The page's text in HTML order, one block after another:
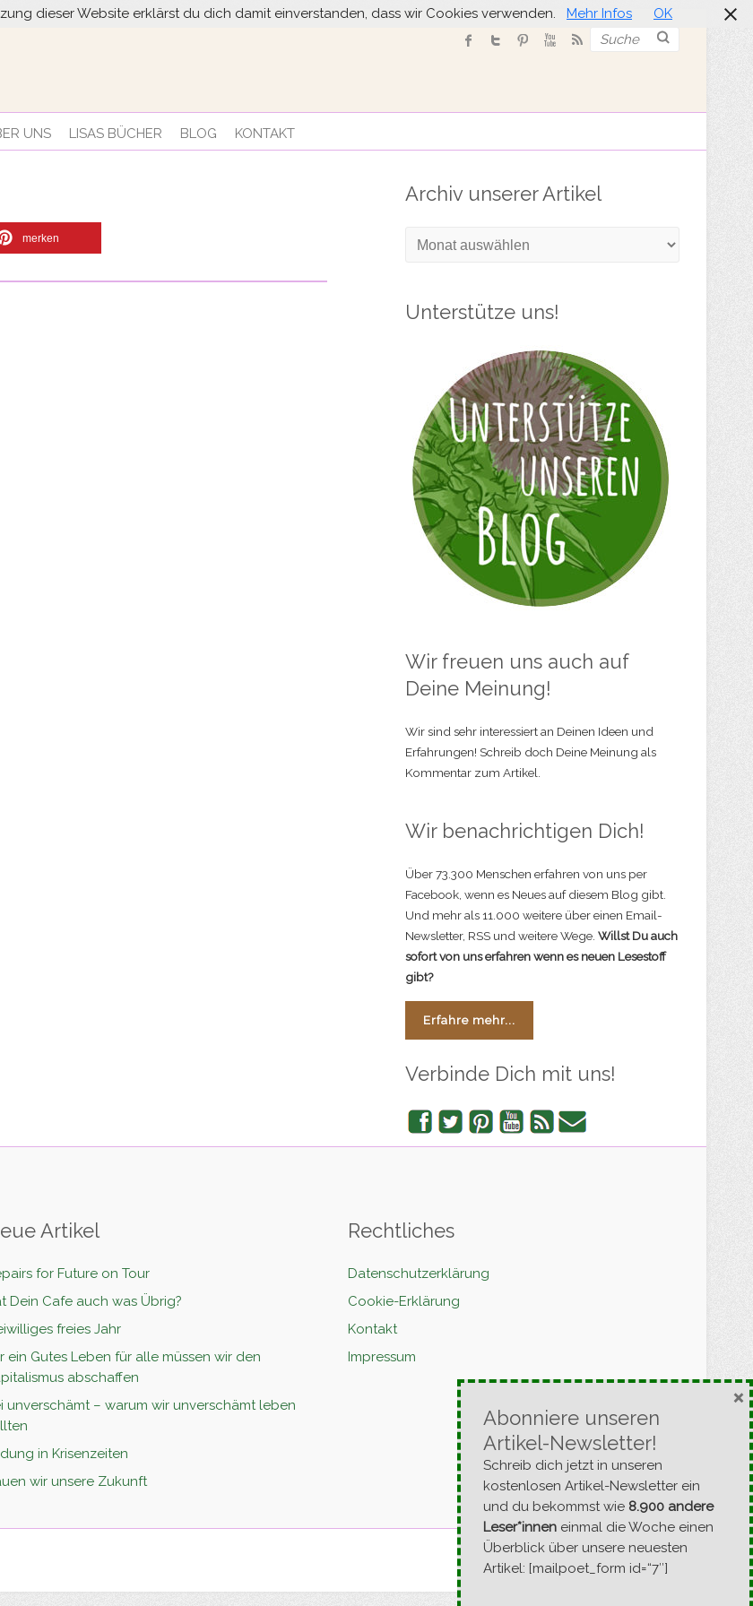
Suche
UNS LISAS BÜCHER BLOG KONTAKT
merken
Archiv unserer Artikel
Archiv
Unterstütze uns!
Wir freuen uns auch auf
Deine Meinung!
Wir sind sehr interessiert an Deinen Ideen und
Erfahrungen! Schreib doch Deine Meinung als
Kommentar zum Artikel.
Wir benachrichtigen Dich!
Über 73.300 Menschen erfahren von uns per
Facebook, wenn es Neues auf diesem Blog gibt.
Und mehr als 11.000 weitere über einen Email-
Newsletter, RSS und weitere Wege. Willst Du auch
sofort von uns erfahren wenn es neuen Lesestoff
gibt?
Erfahre mehr...
Verbinde Dich mit uns!
Facebook
TwitterPinterestYouTubeRSS
Artikel
for Future on Tour
Dein Cafe auch was Übrig?
freies Jahr
ein Gutes Leben für alle müssen wir den
abschaffen
unverschämt – warum wir unverschämt leben
in Krisenzeiten
wir unsere Zukunft
Rechtliches
Datenschutzerklärung
Cookie-Erklärung
Kontakt
Impressum
dieser Website erklärst du dich damit einverstanden, dass wir Cookies verwenden. Mehr Infos OK
Abonniere unseren
Artikel-Newsletter!
Schreib dich jetzt in unseren
kostenlosen Artikel-Newsletter ein
und du bekommst wie 8.900 andere
Leser*innen einmal die Woche einen
Überblick über unsere neuesten
Artikel: [mailpoet_form id=“7″]
×